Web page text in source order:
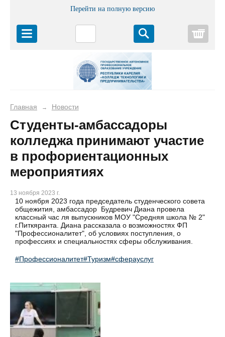
Перейти на полную версию
Главная → Новости
Студенты-амбассадоры
колледжа принимают участие
в профориентационных
мероприятиях
13 ноября 2023 г.
10 ноября 2023 года председатель студенческого совета
общежития, амбассадор Будревич Диана провела
классный час ля выпускников МОУ "Средняя школа № 2"
г.Питкяранта. Диана рассказала о возможностях ФП
"Профессионалитет", об условиях поступления, о
профессиях и специальностях сферы обслуживания.
#Профессионалитет#Туризм#сферауслуг